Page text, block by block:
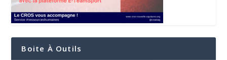
Boite À Outils